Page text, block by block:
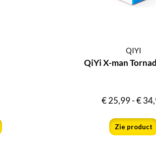
QIYI
QiYi X-man
€25,99-€
Zie product